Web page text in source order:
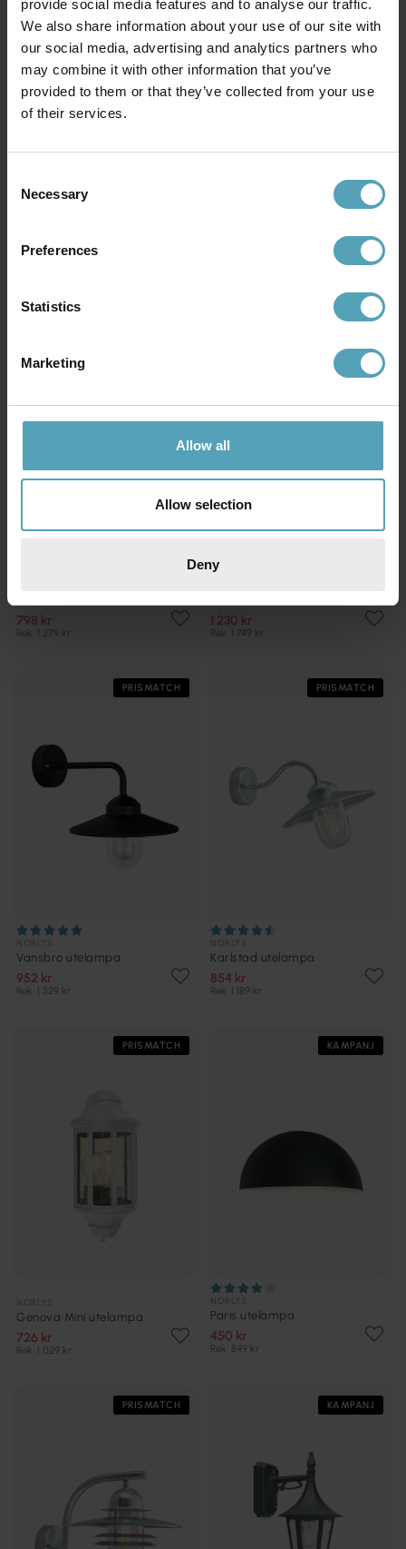
provide social media features and to analyse our traffic.
We also share information about your use of our site with
our social media, advertising and analytics partners who
may combine it with other information that you’ve
provided to them or that they’ve collected from your use
of their services.
Selection
Necessary
Preferences
Statistics
Marketing
Allow all
Allow selection
Deny
Vansbro utelampa
Rek. 1 259 kr
Stockholm utelampa
798 kr
Rek. 1 279 kr
1 230 kr
Rek. 1 749 kr
PRISMATCH
Vansbro utelampa
952 kr
Rek. 1 329 kr
PRISMATCH
Karlstad utelampa
854 kr
Rek. 1 189 kr
PRISMATCH
Genova Mini utelampa
726 kr
Rek. 1 029 kr
KAMPANJ
Paris utelampa
450 kr
Rek. 849 kr
PRISMATCH KAMPANJ